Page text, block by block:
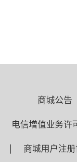
商城公告
电信增值业务许
商城用户注